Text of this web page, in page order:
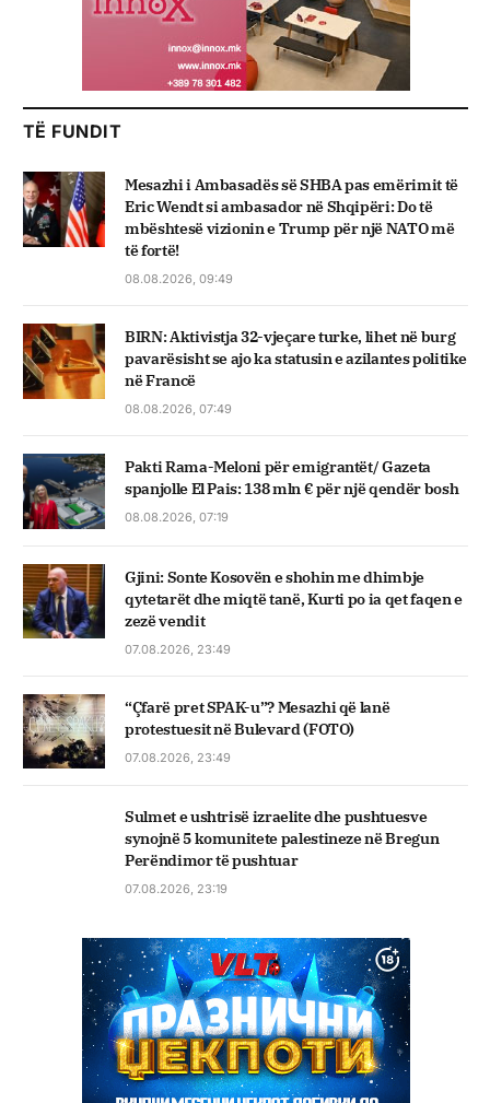
TË FUNDIT
Mesazhi i Ambasadës së SHBA pas emërimit të
Eric Wendt si ambasador në Shqipëri: Do të
mbështesë vizionin e Trump për një NATO më
të fortë!
08.08.2026, 09:49
BIRN: Aktivistja 32-vjeçare turke, lihet në burg
pavarësisht se ajo ka statusin e azilantes politike
në Francë
08.08.2026, 07:49
Pakti Rama-Meloni për emigrantët/ Gazeta
spanjolle El Pais: 138 mln € për një qendër bosh
08.08.2026, 07:19
Gjini: Sonte Kosovën e shohin me dhimbje
qytetarët dhe miqtë tanë, Kurti po ia qet faqen e
zezë vendit
07.08.2026, 23:49
“Çfarë pret SPAK-u”? Mesazhi që lanë
protestuesit në Bulevard (FOTO)
07.08.2026, 23:49
Sulmet e ushtrisë izraelite dhe pushtuesve
synojnë 5 komunitete palestineze në Bregun
Perëndimor të pushtuar
07.08.2026, 23:19